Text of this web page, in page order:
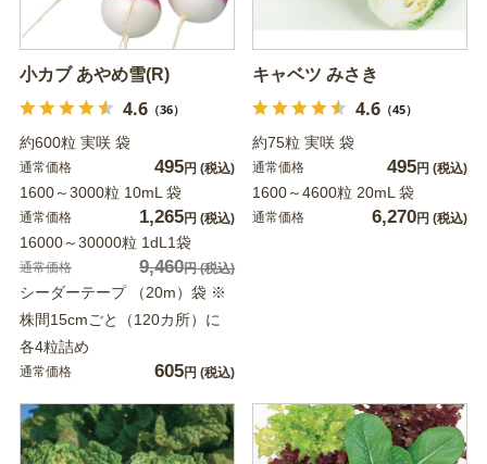
小カブ あやめ雪(R)
4.6（36）
約600粒 実咲 袋
通常価格 495円 (税込)
1600～3000粒 10mL 袋
通常価格 1,265円 (税込)
16000～30000粒 1dL1袋
通常価格 9,460円(税込)
シーダーテープ （20m）袋 ※
株間15cmごと（120カ所）に
各4粒詰め
通常価格 605円 (税込)
キャベツ みさき
4.6（45）
約75粒 実咲 袋
通常価格 495円 (税込)
1600～4600粒 20mL 袋
通常価格 6,270円 (税込)